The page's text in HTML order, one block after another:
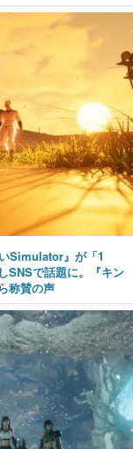
Simulator』が「1
SNSで話題に。『キン
称賛の声